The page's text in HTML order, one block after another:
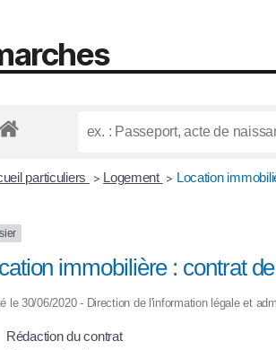
particuliers > Logement > Location
immobilière : contrat
le 30/06/2020 - Direction de l'information légale et
Rédaction du contrat